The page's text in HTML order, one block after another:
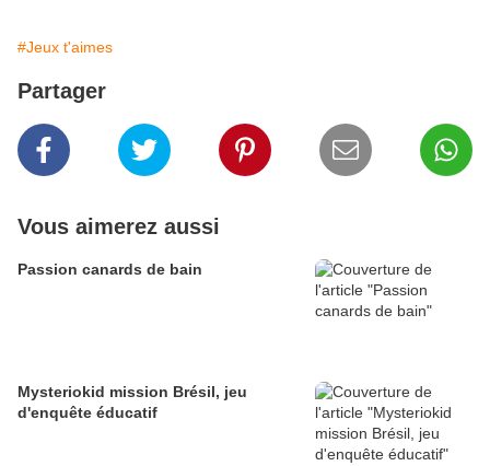
#Jeux t'aimes
Partager
Vous aimerez aussi
Passion canards de bain
Mysteriokid mission Brésil, jeu
d'enquête éducatif